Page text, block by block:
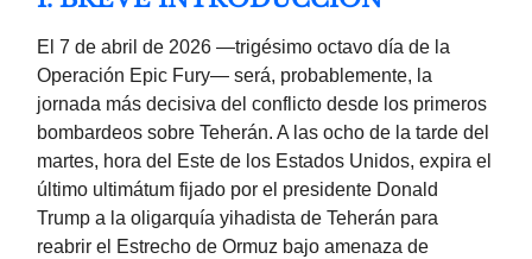
El 7 de abril de 2026 —trigésimo octavo día de la
Operación Epic Fury— será, probablemente, la
jornada más decisiva del conflicto desde los primeros
bombardeos sobre Teherán. A las ocho de la tarde del
martes, hora del Este de los Estados Unidos, expira el
último ultimátum fijado por el presidente Donald
Trump a la oligarquía yihadista de Teherán para
reabrir el Estrecho de Ormuz bajo amenaza de